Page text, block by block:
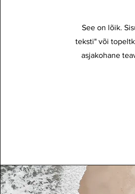
See on lõik.
teksti" või
asjakohane